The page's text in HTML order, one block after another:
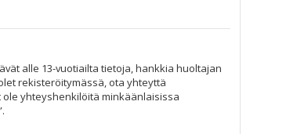
alle 13-vuotiailta tietoja, hankkia huoltajan
rekisteröitymässä, ota yhteyttä
yhteyshenkilöitä minkäänlaisissa